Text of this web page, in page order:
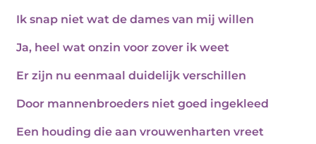
Ik snap niet wat de dames van mij willen
Ja, heel wat onzin voor zover ik weet
Er zijn nu eenmaal duidelijk verschillen
Door mannenbroeders niet goed ingekleed
Een houding die aan vrouwenharten vreet